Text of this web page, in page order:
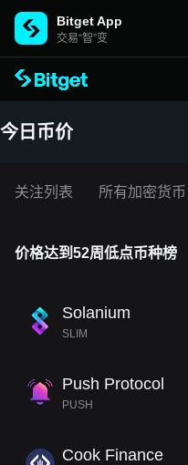
Bitget App
交易“智”变
今日币价
关注列表 所有加密货币
价格达到52周低点币种榜
Solanium
SLIM
Push Protocol
PUSH
Cook Finance